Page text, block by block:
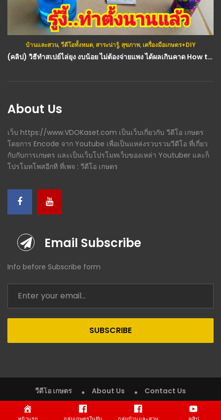
บ้านและสวน,วีดีโอทั้งหมด, สาระน่ารู้, สุขภาพ, เครื่องมือเกษตร+DIY
(คลิป) วิธีทำสเปย์ไล่ยุง งบน้อย ไม่ต้องจ่ายแพง ได้ผลเกินคาด How to make mosquito repellent spray : วีดีโอ เกษตร
About Us
เว็บ https://www.VDOKaset.com เป็นเว็บเกี่ยวกับ วีดีโอ เกษตร
โดยการ Encode จาก Youtube เพื่อเป็นแหล่งรวบรวมวีดีโอ ที่เกี่ยว
กับกับการเกษตร และเป็นเว็บโปรโมทเว็บของเหล่า Youtuber และก็
โปรโมทโพสอีกที ที่เพจ : วีดีโอ เกษตร
Email Subscribe
Info before Subscribe form
SUBSCRIBE
วีดีโอ เกษตร About Us Contact Us
Copyright © 2020 VDO Kaset (วีดีโอ เกษตร). All rights reserved.